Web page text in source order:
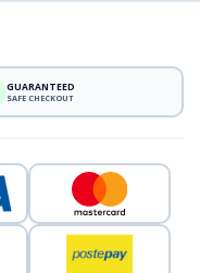
GUARANTEED
SAFE CHECKOUT